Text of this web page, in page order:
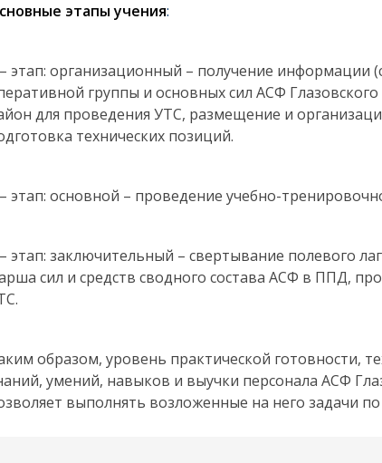
этапы учения:
этап: организационный – получение информации
группы и основных сил АСФ
для проведения УТС, размещение и
технических позиций.
этап: основной – проведение учебно-
этап: заключительный – свертывание полевого
сил и средств сводного состава АСФ в ППД,
образом, уровень практической готовности,
умений, навыков и выучки персонала АСФ
выполнять возложенные на него задачи